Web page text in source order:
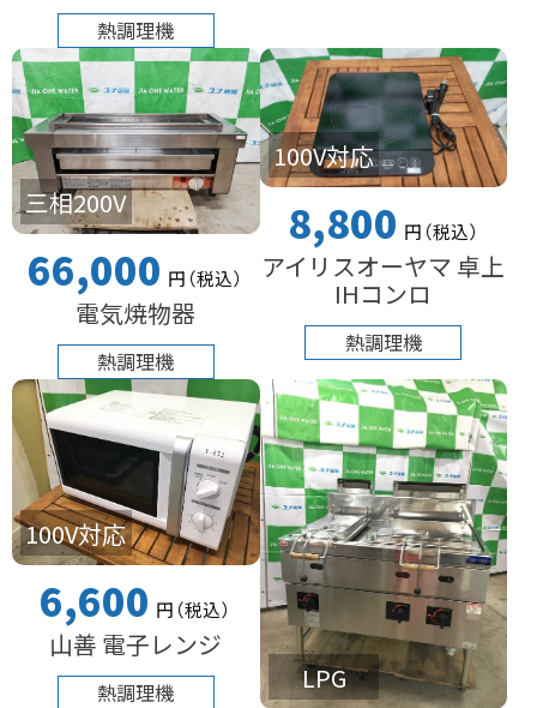
熱調理機
三相200V
66,000 円（税込）
電気焼物器
熱調理機
100V対応
8,800 円（税込）
アイリスオーヤマ 卓上
IHコンロ
熱調理機
100V対応
6,600 円（税込）
山善 電子レンジ
熱調理機 LPG